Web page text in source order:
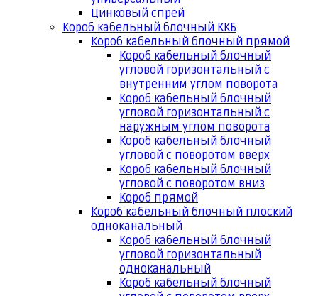
Цинковый спрей
Короб кабельный блочный ККБ
Короб кабельный блочный прямой
Короб кабельный блочный
угловой горизонтальный с
внутренним углом поворота
Короб кабельный блочный
угловой горизонтальный с
наружным углом поворота
Короб кабельный блочный
угловой с поворотом вверх
Короб кабельный блочный
угловой с поворотом вниз
Короб прямой
Короб кабельный блочный плоский
одноканальный
Короб кабельный блочный
угловой горизонтальный
одноканальный
Короб кабельный блочный